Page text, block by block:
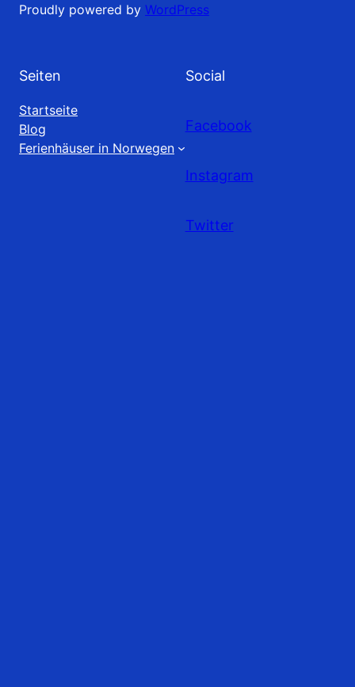
Proudly powered by WordPress
Seiten
Startseite
Blog
Ferienhäuser in Norwegen
Social
Facebook
Instagram
Twitter